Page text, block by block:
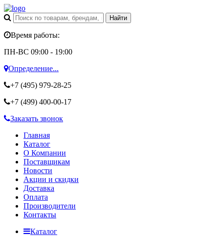
Время работы:
ПН-ВС 09:00 - 19:00
Определение...
+7 (495) 979-28-25
+7 (499) 400-00-17
Заказать звонок
Главная
Каталог
О Компании
Поставщикам
Новости
Акции и скидки
Доставка
Оплата
Производители
Контакты
Каталог